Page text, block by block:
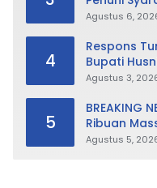
Agustus 6,
4
Respons
Bupati
Perda LAD:
Agustus 3,
5
BREAKING
Ribuan
Cabut Perda
Agustus 5,